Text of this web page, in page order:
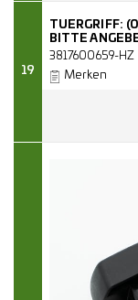
19
TUERGRIFF:
BITTE
3817600659-HZ
Merken